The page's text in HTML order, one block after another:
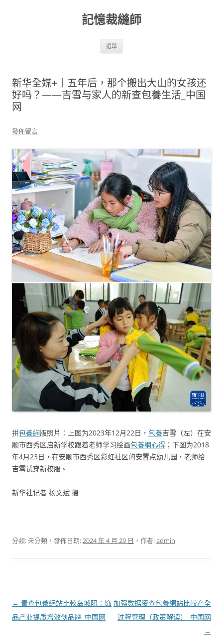
記憶裁縫師
選單
新华全媒+丨五年后，那个搬出大山的女孩还
好吗？——吉雪与家人的新查包養生活_中国
网
發佈留言
拼包養網版照片：上图为2023年12月22日， 包養吉雪（左）在安
顺市西秀区启新学校跟着老师学习绘画包養網心得 ；下图为2018
年4月23日，在安顺市西秀区彩虹社区的安置点幼儿园，老师给
吉雪试穿新校服。
新华社记者 杨文斌 摄
分類: 未分類，發佈日期: 2024 年 4 月 29 日 ，作者:admin
文
章
← 青查包養網站比較岛城阳：饰
品产业提质增效创品牌_中国网
加强数据资查包養網站比較产全
过程管理（政策解读）_中国网
→